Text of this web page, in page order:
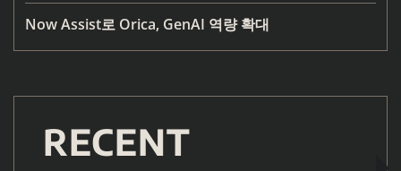
Now Assist로 Orica, GenAI 역량 확대
RECENT